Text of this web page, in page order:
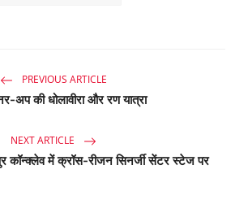
PREVIOUS ARTICLE
अप की धोलावीरा और रण यात्रा
NEXT ARTICLE
कॉन्क्लेव में क्रॉस-रीजन सिनर्जी सेंटर स्टेज पर